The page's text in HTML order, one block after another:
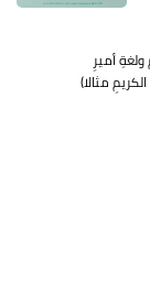
ولغةِ أميرِ
مثالا)